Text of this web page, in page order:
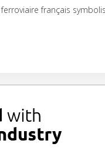
français